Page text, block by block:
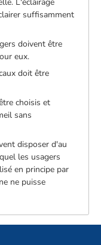
suffisamment
doivent être
eux.
doit être
choisis et
sans
disposer d'au
les usagers
en principe par
ne puisse